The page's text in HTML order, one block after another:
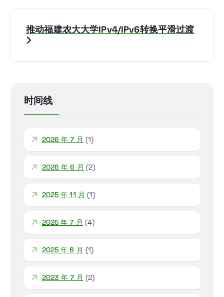
推动福建农大大学IPv4/IPv6转换平滑过渡
时间线
2026 年 7 月 (1)
2026 年 6 月 (2)
2025 年 11 月 (1)
2025 年 7 月 (4)
2025 年 6 月 (1)
2023 年 7 月 (2)